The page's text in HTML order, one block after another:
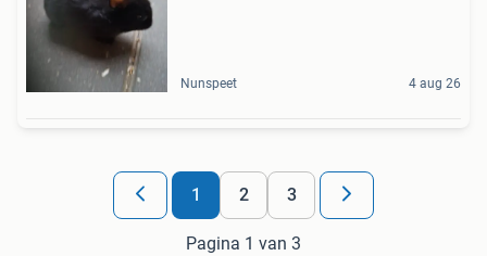
Nunspeet 4 aug 26
1 2 3
Pagina 1 van 3